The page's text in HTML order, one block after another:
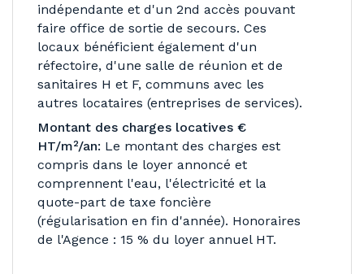
indépendante et d'un 2nd accès pouvant
faire office de sortie de secours. Ces
locaux bénéficient également d'un
réfectoire, d'une salle de réunion et de
sanitaires H et F, communs avec les
autres locataires (entreprises de services).
Montant des charges locatives €
HT/m²/an: Le montant des charges est
compris dans le loyer annoncé et
comprennent l'eau, l'électricité et la
quote-part de taxe foncière
(régularisation en fin d'année). Honoraires
de l'Agence : 15 % du loyer annuel HT.